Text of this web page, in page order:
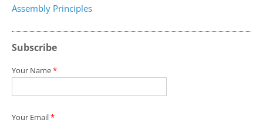
Assembly Principles
Subscribe
Your Name*
Your Email*